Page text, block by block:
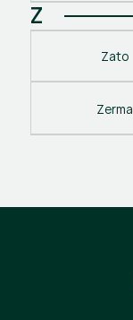
Z
Zato
Zerma